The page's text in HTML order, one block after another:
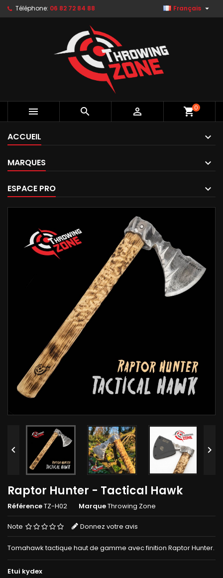
Téléphone: 06 82 72 84 88 Français 
   shopping_cart0
ACCUEIL
MARQUES
ESPACE PRO
 
Raptor Hunter - Tactical Hawk
RéférenceTZ-H02 MarqueThrowing Zone
Note Donnez votre avis
Tomahawk tactique haut de gamme avec finition Raptor Hunter.
Etui kydex